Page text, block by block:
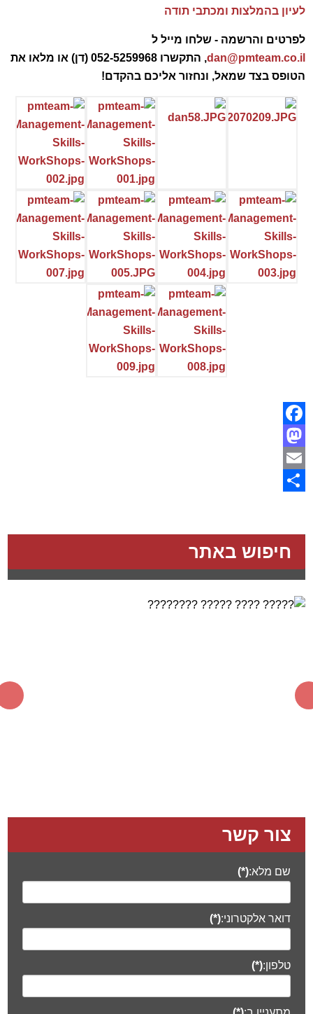
לעיון בהמלצות ומכתבי תודה
לפרטים והרשמה - שלחו מייל ל
dan@pmteam.co.il
,
התקשרו 052-5259968 (דן) או מלאו את
הטופס בצד שמאל, ונחזור אליכם בהקדם!
Facebook
Mastodon
Email
חיפוש באתר
צור קשר
שם מלא:(*)
דואר אלקטרוני:(*)
טלפון:(*)